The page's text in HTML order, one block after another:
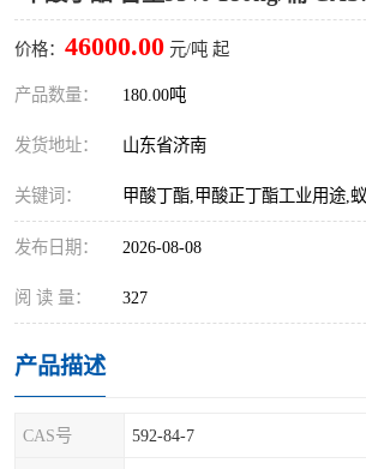
价格： 46000.00 元/吨 起
产品数量： 180.00吨
发货地址： 山东省济南
关键词： 甲酸丁酯,甲酸正丁酯工业用途,
发布日期： 2026-08-08
阅 读 量： 327
产品描述
CAS号 592-84-7
醛类
酯类
烷烃化工原料 合成中